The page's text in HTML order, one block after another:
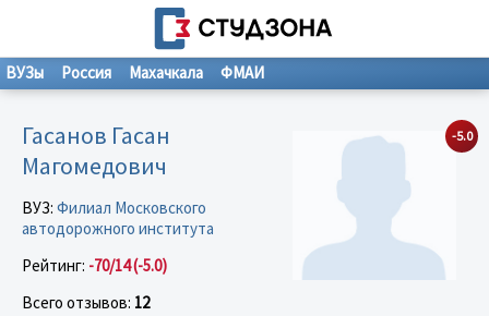
ВУЗы Россия Махачкала ФМАИ
-5.0
Гасанов Гасан
Магомедович
ВУЗ: Филиал Московского
автодорожного института
Рейтинг: -70/14 (-5.0)
Всего отзывов: 12